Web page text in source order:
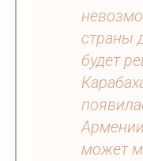
страны
будет
может